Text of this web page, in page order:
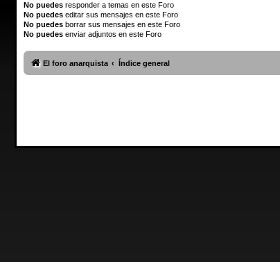
No puedesresponder a temas en este Foro
No puedeseditar sus mensajes en este Foro
No puedesborrar sus mensajes en este Foro
No puedesenviar adjuntos en este Foro
El foro anarquista Índice general